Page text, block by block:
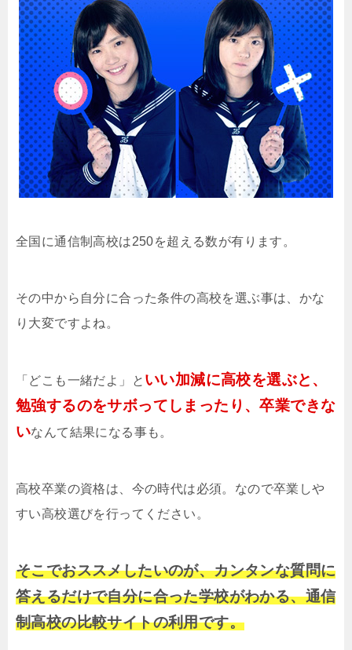
全国に通信制高校は250を超える数が有ります。
その中から自分に合った条件の高校を選ぶ事は、かな
り大変ですよね。
「どこも一緒だよ」と いい加減に高校を選ぶと、
勉強するのをサボってしまったり、卒業できな
いなんて結果になる事も。
高校卒業の資格は、今の時代は必須。なので卒業しや
すい高校選びを行ってください。
そこでおススメしたいのが、カンタンな質問に
答えるだけで自分に合った学校がわかる、通信
制高校の比較サイトの利用です。